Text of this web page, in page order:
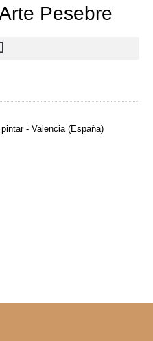
Pesebre
- Valencia (España)